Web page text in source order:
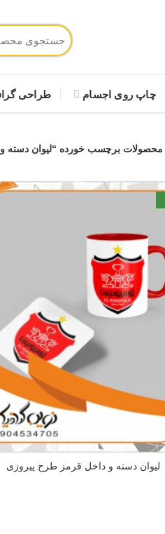
چاپ روی اجسام طراحی
محصولات برچسب خورده “لیوان دسته
لیوان دسته و داخل قرمز طرح پیروزی